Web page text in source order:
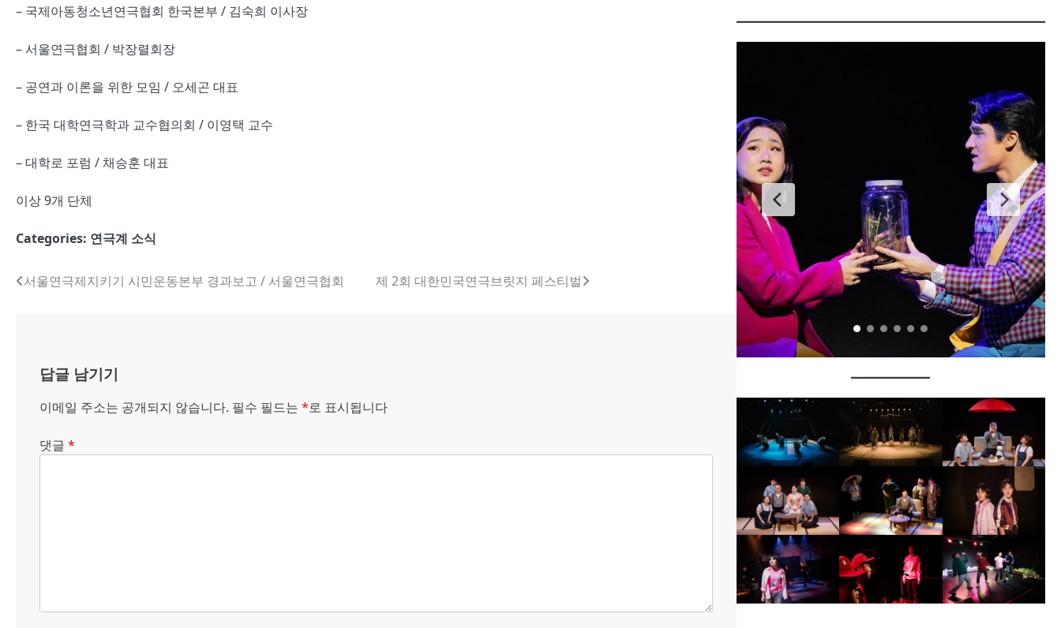
– 국제아동청소년연극협회 한국본부 / 김숙희 이사장
– 서울연극협회 / 박장렬회장
– 공연과 이론을 위한 모임 / 오세곤 대표
– 한국 대학연극학과 교수협의회 / 이영택 교수
– 대학로 포럼 / 채승훈 대표
이상 9개 단체
Categories: 연극계 소식
글서울연극제지키기 시민운동본부 경과보고 / 서울연극협회 제 2회 대한민국연극브릿지 페스티벌
답글 남기기
이메일 주소는 공개되지 않습니다. 필수 필드는 *로 표시됩니다
댓글 *